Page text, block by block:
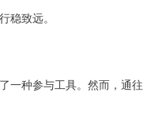
致远。
一种参与工具。然而，通往